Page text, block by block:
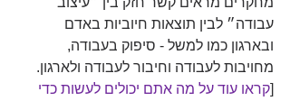
עבודה״ לבין תוצאות חיוביות באדם
ובארגון כמו למשל - סיפוק בעבודה,
מחויבות לעבודה וחיבור לעבודה ולארגון.
[קראו עוד על מה אתם יכולים לעשות כדי